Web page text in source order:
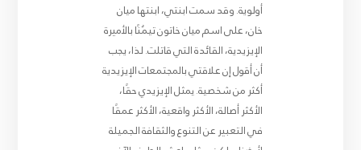
أولوية. وقد سمت ابنتي، ابنتها ميان
خان، على اسم ميان خاتون تيمُنًا بالأميرة
الإيزيدية، القائدة التي قاتلت. لذا، يجب
أن أقول إن علاقتي بالمجتمعات الإيزيدية
أكثر من شخصية. يمثل الإيزيدي حقًا،
الأكثر أصالة، الأكثر واقعية، الأكثر عمقًا
في التعبير عن التنوع والثقافة الجميلة